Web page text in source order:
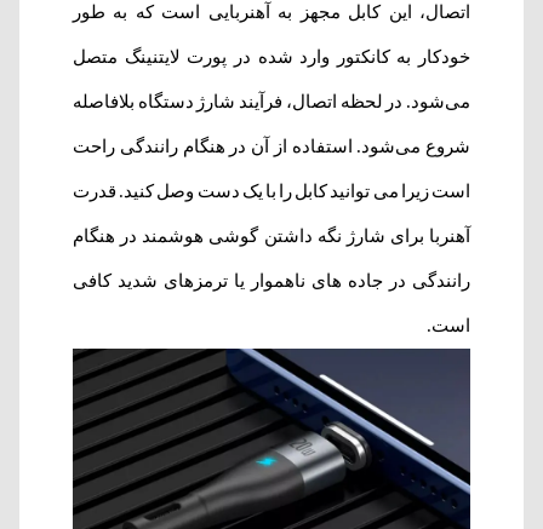
اتصال، این کابل مجهز به آهنربایی است که به طور
خودکار به کانکتور وارد شده در پورت لایتنینگ متصل
می‌شود. در لحظه اتصال، فرآیند شارژ دستگاه بلافاصله
شروع می‌شود. استفاده از آن در هنگام رانندگی راحت
است زیرا می توانید کابل را با یک دست وصل کنید. قدرت
آهنربا برای شارژ نگه داشتن گوشی هوشمند در هنگام
رانندگی در جاده های ناهموار یا ترمزهای شدید کافی
است.